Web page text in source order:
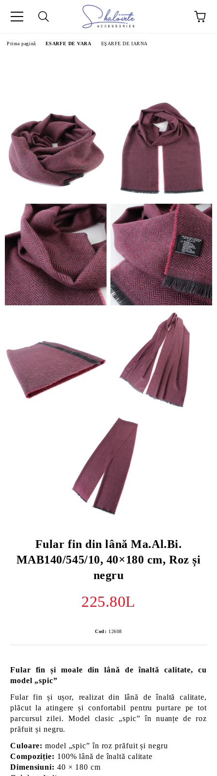
Prima pagină ESARFE DE VARA EŞARFE DE IARNA
Fular fin din lână Ma.Al.Bi.
MAB140/545/10, 40×180 cm, Roz și
negru
225.80L
Cod: 12608
Fular fin și moale din lână de înaltă calitate, cu
model „spic”
Fular fin și ușor, realizat din lână de înaltă calitate,
plăcut la atingere și confortabil pentru purtare pe tot
parcursul zilei. Model clasic „spic” în nuanțe de roz
prăfuit și negru.
Culoare: model „spic” în roz prăfuit și negru
Compoziție: 100% lână de înaltă calitate
Dimensiuni: 40 × 180 cm